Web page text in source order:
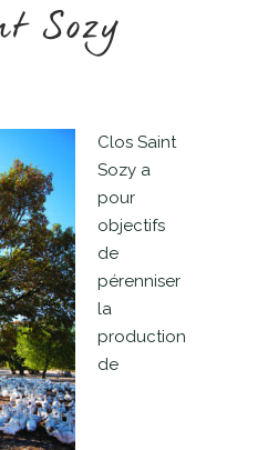
Sozy
Clos Saint
Sozy a
pour
objectifs
de
pérenniser
la
production
de